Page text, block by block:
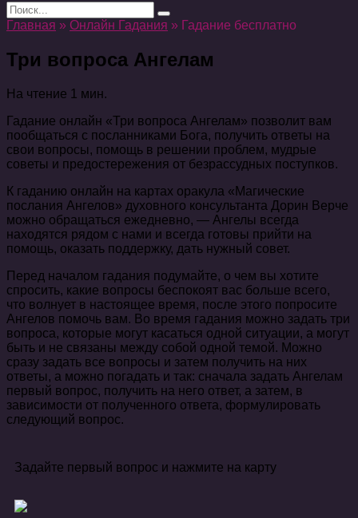
Search
for:
Главная » Онлайн Гадания » Гадание бесплатно
Три вопроса Ангелам
На чтение 1 мин.
Гадание онлайн «Три вопроса Ангелам» позволит вам
пообщаться с посланниками Бога, получить ответы на
свои вопросы, помощь в решении проблем, мудрые
советы и предостережения от безрассудных поступков.
К гаданию онлайн на картах оракула «Магические
послания Ангелов» духовного консультанта Дорин Верче
можно обращаться ежедневно, — Ангелы всегда
находятся рядом с нами и всегда готовы прийти на
помощь, оказать поддержку, дать нужный совет.
Перед началом гадания подумайте, о чем вы хотите
спросить, какие вопросы беспокоят вас больше всего,
что волнует в настоящее время, после этого попросите
Ангелов помочь вам. Во время гадания можно задать три
вопроса, которые могут касаться одной ситуации, а могут
быть и не связаны между собой одной темой. Можно
сразу задать все вопросы и затем получить на них
ответы, а можно погадать и так: сначала задать Ангелам
первый вопрос, получить на него ответ, а затем, в
зависимости от полученного ответа, формулировать
следующий вопрос.
Задайте первый вопрос и нажмите на карту